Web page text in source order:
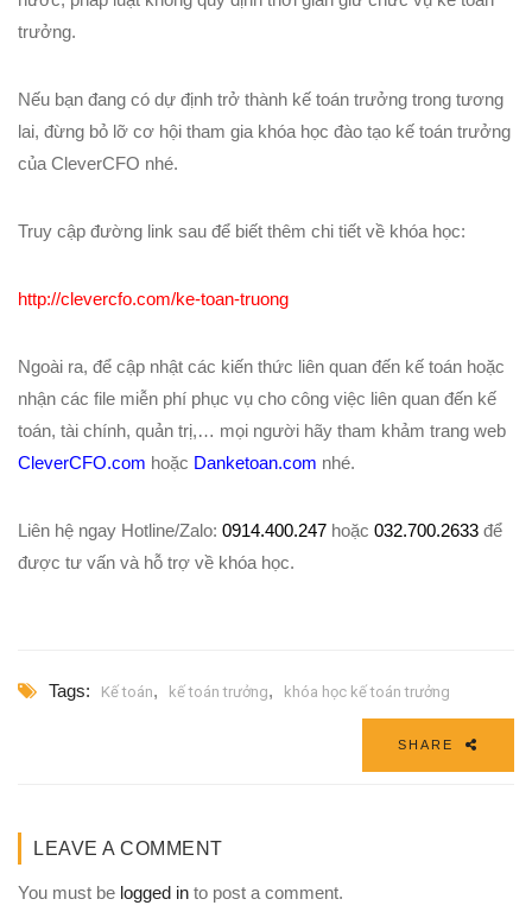
trưởng.
Nếu bạn đang có dự định trở thành kế toán trưởng trong tương
lai, đừng bỏ lỡ cơ hội tham gia khóa học đào tạo kế toán trưởng
của CleverCFO nhé.
Truy cập đường link sau để biết thêm chi tiết về khóa học:
http://clevercfo.com/ke-toan-truong
Ngoài ra, để cập nhật các kiến thức liên quan đến kế toán hoặc
nhận các file miễn phí phục vụ cho công việc liên quan đến kế
toán, tài chính, quản trị,… mọi người hãy tham khảm trang web
CleverCFO.com hoặc Danketoan.com nhé.
Liên hệ ngay Hotline/Zalo: 0914.400.247 hoặc 032.700.2633 để
được tư vấn và hỗ trợ về khóa học.
Tags: Kế toán, kế toán trưởng, khóa học kế toán trưởng
SHARE
LEAVE A COMMENT
You must be logged in to post a comment.